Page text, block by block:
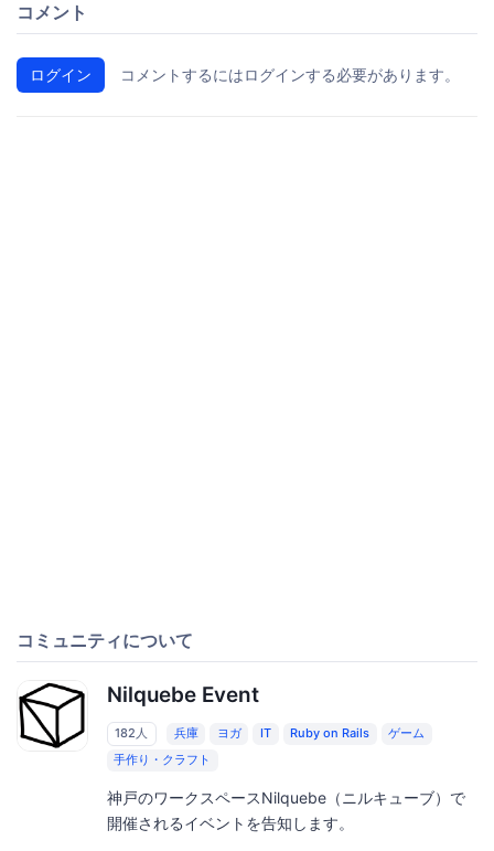
コメント
ログイン コメントするにはログインする必要があります。
コミュニティについて
Nilquebe Event
182人 兵庫 ヨガ IT Ruby on Rails
ゲーム
手作り・クラフト
神戸のワークスペースNilquebe（ニルキューブ）で
開催されるイベントを告知します。